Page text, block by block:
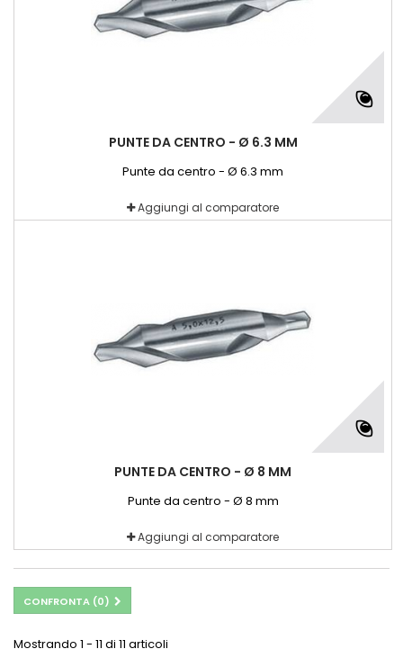
PUNTE DA CENTRO - Ø 6.3 MM
Punte da centro - Ø 6.3 mm
Aggiungi al comparatore
PUNTE DA CENTRO - Ø 8 MM
Punte da centro - Ø 8 mm
Aggiungi al comparatore
CONFRONTA (0)
Mostrando 1 - 11 di 11 articoli